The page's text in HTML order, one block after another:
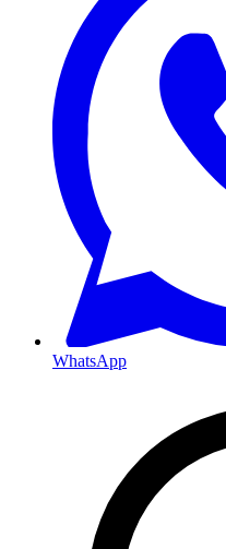
WhatsApp